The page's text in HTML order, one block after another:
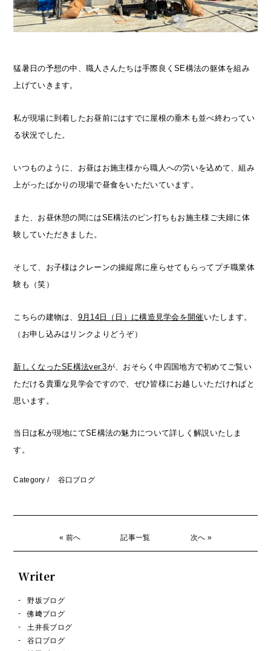
猛暑日の予想の中、職人さんたちは手際良くSE構法の躯体を組み
上げていきます。
私が現場に到着したお昼前にはすでに屋根の垂木も並べ終わってい
る状況でした。
いつものように、お昼はお施主様から職人への労いを込めて、組み
上がったばかりの現場で昼食をいただいています。
また、お昼休憩の間にはSE構法のピン打ちもお施主様ご夫婦に体
験していただきました。
そして、お子様はクレーンの操縦席に座らせてもらってプチ職業体
験も（笑）
こちらの建物は、 9月14日（日）に構造見学会を開催いたします。
（お申し込みはリンクよりどうぞ）
新しくなったSE構法ver.3が、おそらく中四国地方で初めてご覧い
ただける貴重な見学会ですので、ぜひ皆様にお越しいただければと
思います。
当日は私が現地にてSE構法の魅力について詳しく解説いたしま
す。
Category / 谷口ブログ
« 前へ 記事一覧 次へ »
Writer
野坂ブログ
佛﨑ブログ
土井長ブログ
谷口ブログ